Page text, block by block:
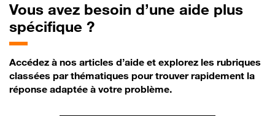
Vous avez besoin d’une aide plus
spécifique ?
Accédez à nos articles d’aide et explorez les rubriques
classées par thématiques pour trouver rapidement la
réponse adaptée à votre problème.